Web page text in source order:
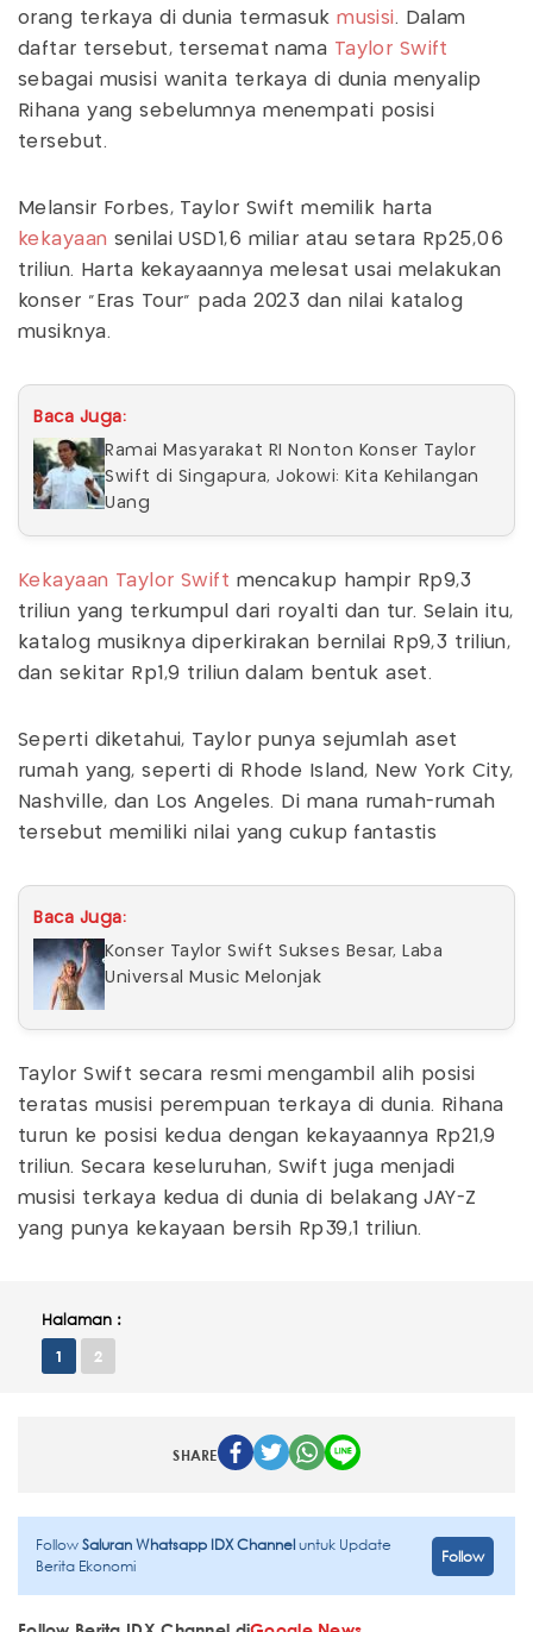
orang terkaya di dunia termasukmusisi. Dalam
daftar tersebut, tersemat nama Taylor Swift
sebagai musisi wanita terkaya di dunia menyalip
Rihana yang sebelumnya menempati posisi
tersebut.
Melansir Forbes, Taylor Swift memilik harta
kekayaan senilai USD1,6 miliar atau setara Rp25,06
triliun. Harta kekayaannya melesat usai melakukan
konser "Eras Tour" pada 2023 dan nilai katalog
musiknya.
Baca Juga:
Ramai Masyarakat RI Nonton Konser Taylor
Swift di Singapura, Jokowi: Kita Kehilangan
Uang
Kekayaan Taylor Swift mencakup hampir Rp9,3
triliun yang terkumpul dari royalti dan tur. Selain itu,
katalog musiknya diperkirakan bernilai Rp9,3 triliun,
dan sekitar Rp1,9 triliun dalam bentuk aset.
Seperti diketahui, Taylor punya sejumlah aset
rumah yang, seperti di Rhode Island, New York City,
Nashville, dan Los Angeles. Di mana rumah-rumah
tersebut memiliki nilai yang cukup fantastis
Baca Juga:
Konser Taylor Swift Sukses Besar, Laba
Universal Music Melonjak
Taylor Swift secara resmi mengambil alih posisi
teratas musisi perempuan terkaya di dunia. Rihana
turun ke posisi kedua dengan kekayaannya Rp21,9
triliun. Secara keseluruhan, Swift juga menjadi
musisi terkaya kedua di dunia di belakang JAY-Z
yang punya kekayaan bersih Rp39,1 triliun.
Halaman :
1 2
SHARE
FollowSaluran Whatsapp IDX Channeluntuk Update
Berita Ekonomi
Follow